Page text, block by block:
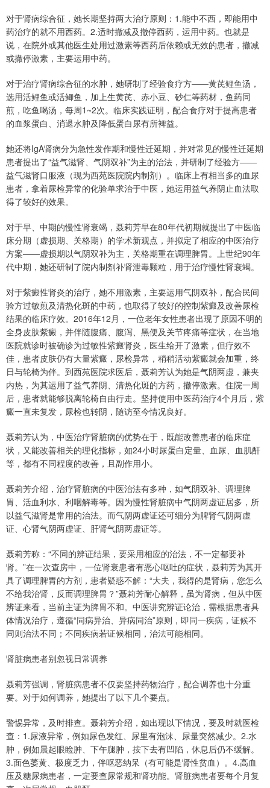
对于肾病综合征，她长期坚持两大治疗原则：1.能中不西，即能用中
药治疗的就不用西药。2.适时撤减及撤停西药，运用中药。也就是
说，在院外或其他医生处用过激素等西药后依赖或无效的患者，撤减
或撤停激素，主要运用中药。
对于治疗肾病综合征的水肿，她研制了经验食疗方——黄芪鲤鱼汤，
选用活鲤鱼或活鲫鱼，加上生黄芪、赤小豆、砂仁等药材，鱼药同
煎，吃鱼喝汤，每周1~2次。临床实践证明，配合食疗对于提高患者
的血浆蛋白、消退水肿及降低蛋白尿有所裨益。
她还将IgA肾病分为急性发作期和慢性迁延期，并对常见的慢性迁延期
患者提出了“益气滋肾、气阴双补”为主的治法，并研制了经验方——
益气滋肾口服液（现为西苑医院院内制剂）。临床上有相当多的血尿
患者，拿着尿检异常的化验单求治于中医，她运用益气养阴止血法取
得了较好的效果。
对于早、中期的慢性肾衰竭，聂莉芳早在80年代初期就提出了中医临
床分期（虚损期、关格期）的学术新观点，并拟定了相应的中医治疗
方案——虚损期以气阴双补为主，关格期重在调理脾胃。上世纪90年
代中期，她还研制了院内制剂补肾泄毒颗粒，用于治疗慢性肾衰竭。
对于紫癜性肾炎的治疗，她不用激素，主要运用气阴双补，配合民间
验方过敏煎及清热化斑的中药，也取得了较好的控制紫癜及改善尿检
结果的临床疗效。2016年12月，一位老年女性患者出现了原因不明的
全身皮肤紫癜，并伴随腹痛、腹泻、黑便及关节疼痛等症状，在当地
医院就诊时被确诊为过敏性紫癜肾炎，医生给开了激素，但疗效不
佳，患者皮肤仍有大量紫癜，尿检异常，稍稍活动紫癜就会加重，终
日与轮椅为伴。到西苑医院求医后，聂莉芳认为她是气阴两虚，兼夹
内热，为其运用了益气养阴、清热化斑的方药，撤停激素。住院一周
后，患者就能够脱离轮椅自由行走。坚持使用中医药治疗4个月后，紫
癜一直未复发，尿检也转阴，随访至今情况良好。
聂莉芳认为，中医治疗肾脏病的优势在于，既能改善患者的临床症
状，又能改善相关的理化指标，如24小时尿蛋白定量、血尿、血肌酐
等，都有不同程度的改善，且副作用小。
聂莉芳介绍，治疗肾脏病的中医治法有多种，如气阴双补、调理脾
胃、活血利水、利咽解毒等。因为慢性肾脏病中气阴两虚证居多，所
以益气滋肾是常用的治法。而气阴两虚证还可细分为脾肾气阴两虚
证、心肾气阴两虚证、肝肾气阴两虚证等。
聂莉芳称：“不同的辨证结果，要采用相应的治法，不一定都要补
肾。”在一次查房中，一位肾衰患者有恶心呕吐的症状，聂莉芳为其开
具了调理脾胃的方剂，患者疑惑不解：“大夫，我得的是肾病，您怎么
不给我治肾，反而调理脾胃？”聂莉芳耐心解释，虽为肾病，但从中医
辨证来看，当前主证为脾胃不和。中医讲究辨证论治，需根据患者具
体情况治疗，遵循“同病异治、异病同治”原则，即同一疾病，证候不
同则治法不同；不同疾病若证候相同，治法可能相同。
肾脏病患者别忽视日常调养
聂莉芳强调，肾脏病患者不仅要坚持药物治疗，配合调养也十分重
要。对于如何调养，她提出了以下几个要点。
警惕异常，及时排查。聂莉芳介绍，如出现以下情况，要及时就医检
查：1.尿液异常，例如尿色发红、尿里有泡沫、尿量突然减少。2.水
肿，例如晨起眼睑肿、下午腿肿，按下去有凹陷，休息后仍不缓解。
3.面色萎黄、极度乏力，伴呕恶纳呆（有可能是肾性贫血）。4.高血
压及糖尿病患者，一定要查尿常规和肾功能。肾脏病患者要每个月复